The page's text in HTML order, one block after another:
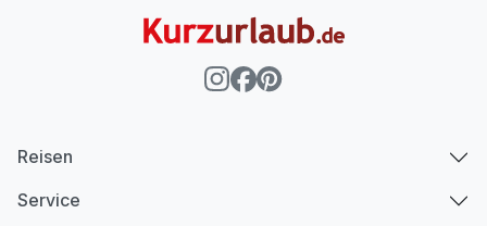
Reisen
Service